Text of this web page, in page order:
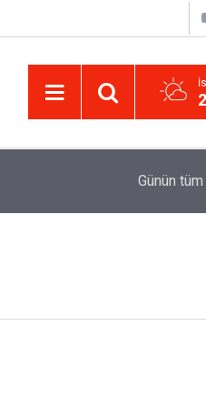
Sürücüler Dikkat!
Günün tüm